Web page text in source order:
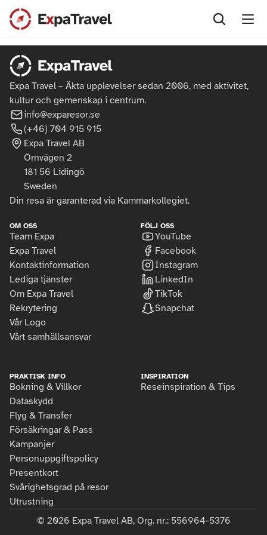
Aktivitet
Activage Center
Aktiv semester
Cykling
Fiat 500
Kryssningsresor
Längdskidåkning
Mat & Vinresa
Seniorresor
Träningsresa
Vandring
Yoga retreat
Se alla
Destination
Albanien
Belgien
Frankrike
Italien
Kroatien
Luxemburg
Nederländerna
Norge
Österrike
Schweiz
Slovenien
Spanien
Sverige
Sydafrika
För vem
Företags- och gruppresor
Tjejresor
Med andra
På egenhand
Skräddarsydd resa
Kompisresor
Cykelhotell
Info
Team Expa
Expa Travel
Utrustning
Rekrytering
Personuppgiftspolicy
Försäkringar & Pass
Flyg & Transfer
Presentkort
Bokning & Villkor
Vårt samhällsansvar
Lediga tjänster
Vår Logo
English
Norsk
+46704915915
info@exparesor.se
Expa Travel – Äkta upplevelser sedan 2006, med aktivitet,
kultur och gemenskap i centrum.
info@exparesor.se
(+46) 704 915 915
Expa Travel AB
Örnvägen 2
181 56 Lidingö
Sweden
Din resa är garanterad via Kammarkollegiet.
OM OSS
Team Expa
Expa Travel
Kontaktinformation
Lediga tjänster
Om Expa Travel
Rekrytering
Vår Logo
Vårt samhällsansvar
FÖLJ OSS
YouTube
Facebook
Instagram
LinkedIn
TikTok
Snapchat
PRAKTISK INFO
Bokning & Villkor
Dataskydd
Flyg & Transfer
Försäkringar & Pass
Kampanjer
Personuppgiftspolicy
Presentkort
Svårighetsgrad på resor
Utrustning
INSPIRATION
Reseinspiration & Tips
© 2026 Expa Travel AB, Org. nr.: 556964-5376